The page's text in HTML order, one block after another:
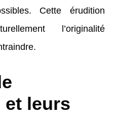
Cette érudition
l’originalité
et leurs